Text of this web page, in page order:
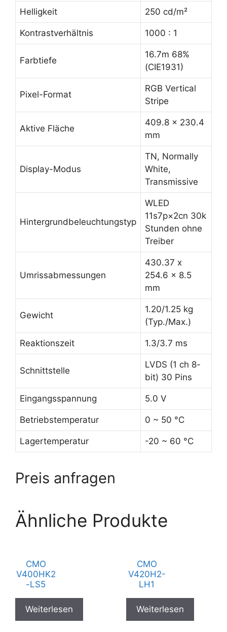
Helligkeit 250 cd/m²
Kontrastverhältnis 1000 : 1
Farbtiefe
16.7m 68%
(CIE1931)
Pixel-Format
RGB Vertical
Stripe
Aktive Fläche
409.8 x 230.4
mm
Display-Modus
TN, Normally
White,
Transmissive
Hintergrundbeleuchtungstyp
WLED
11s7p×2cn 30k
Stunden ohne
Treiber
Umrissabmessungen
430.37 x
254.6 x 8.5
mm
Gewicht
1.20/1.25 kg
(Typ./Max.)
Reaktionszeit 1.3/3.7 ms
Schnittstelle
LVDS (1 ch 8-
bit) 30 Pins
Eingangsspannung 5.0 V
Betriebstemperatur 0 ~ 50 °C
Lagertemperatur -20 ~ 60 °C
Preis anfragen
Ähnliche Produkte
CMO
V400HK2
-LS5
Weiterlesen
CMO
V420H2-
LH1
Weiterlesen